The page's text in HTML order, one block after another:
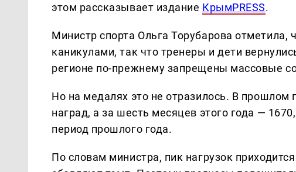
этом рассказывает издание КрымPRESS.
Министр спорта Ольга Торубарова отметила,
каникулами, так что тренеры и дети
регионе по-прежнему запрещены массовые
Но на медалях это не отразилось. В
наград, а за шесть месяцев этого года —
период прошлого года.
По словам министра, пик нагрузок